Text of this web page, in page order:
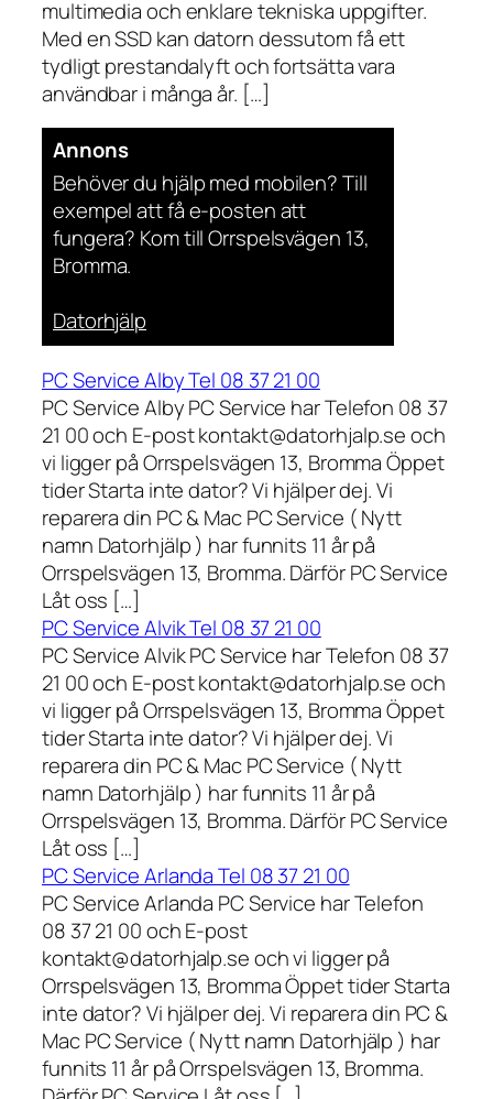
multimedia och enklare tekniska uppgifter.
Med en SSD kan datorn dessutom få ett
tydligt prestandalyft och fortsätta vara
användbar i många år. […]
Annons
Behöver du hjälp med mobilen? Till
exempel att få e-posten att
fungera? Kom till Orrspelsvägen 13,
Bromma.
Datorhjälp
PC Service Alby Tel 08 37 21 00
PC Service Alby PC Service har Telefon 08 37
21 00 och E-post kontakt@datorhjalp.se och
vi ligger på Orrspelsvägen 13, Bromma Öppet
tider Starta inte dator? Vi hjälper dej. Vi
reparera din PC & Mac PC Service ( Nytt
namn Datorhjälp ) har funnits 11 år på
Orrspelsvägen 13, Bromma. Därför PC Service
Låt oss […]
PC Service Alvik Tel 08 37 21 00
PC Service Alvik PC Service har Telefon 08 37
21 00 och E-post kontakt@datorhjalp.se och
vi ligger på Orrspelsvägen 13, Bromma Öppet
tider Starta inte dator? Vi hjälper dej. Vi
reparera din PC & Mac PC Service ( Nytt
namn Datorhjälp ) har funnits 11 år på
Orrspelsvägen 13, Bromma. Därför PC Service
Låt oss […]
PC Service Arlanda Tel 08 37 21 00
PC Service Arlanda PC Service har Telefon
08 37 21 00 och E-post
kontakt@datorhjalp.se och vi ligger på
Orrspelsvägen 13, Bromma Öppet tider Starta
inte dator? Vi hjälper dej. Vi reparera din PC &
Mac PC Service ( Nytt namn Datorhjälp ) har
funnits 11 år på Orrspelsvägen 13, Bromma.